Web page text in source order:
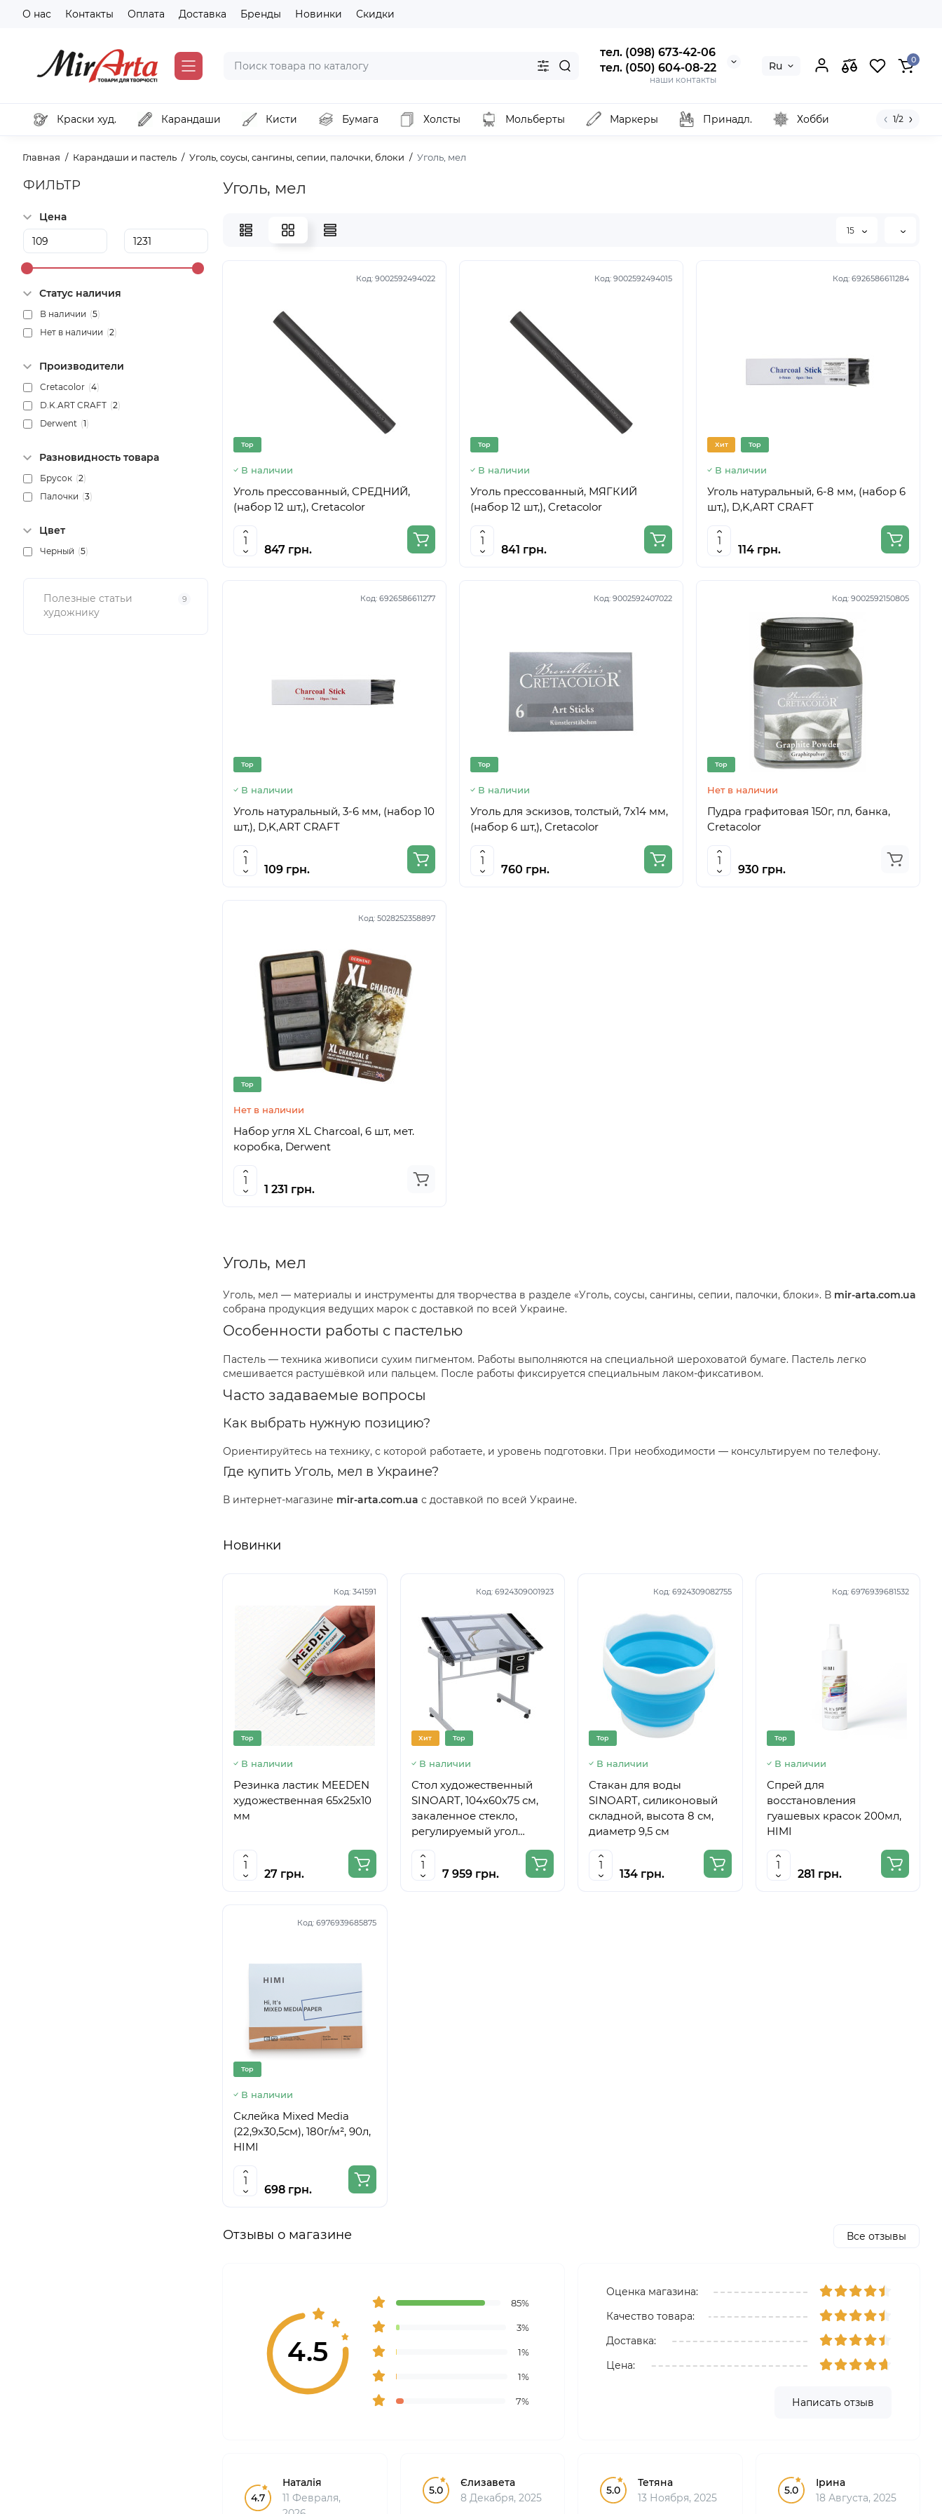
О нас Контакты Оплата Доставка Бренды Новинки Скидки
тел. (098) 673-42-06
тел. (050) 604-08-22
наши контакты
Ru 0
Краски худ. Карандаши Кисти Бумага Холсты Мольберты Маркеры Принадл. Хобби 1/2
Главная Карандаши и пастель Уголь, соусы, сангины, сепии, палочки, блоки Уголь, мел
ФИЛЬТР
Цена
Статус наличия
В наличии (5)
Нет в наличии (2)
Производители
Cretacolor (4)
D.K.ART CRAFT (2)
Derwent (1)
Разновидность товара
Брусок (2)
Палочки (3)
Цвет
Черный (5)
Полезные статьи
художнику
9
Уголь, мел
15
Код: 9002592494022
Top
В наличии
Уголь прессованный, СРЕДНИЙ,
(набор 12 шт,), Cretacolor
847 грн.
Код: 9002592494015
Top
В наличии
Уголь прессованный, МЯГКИЙ
(набор 12 шт,), Cretacolor
841 грн.
Код: 6926586611284
Хит Top
В наличии
Уголь натуральный, 6-8 мм, (набор 6
шт,), D,K,ART CRAFT
114 грн.
Код: 6926586611277
Top
В наличии
Уголь натуральный, 3-6 мм, (набор 10
шт,), D,K,ART CRAFT
109 грн.
Код: 9002592407022
Top
В наличии
Уголь для эскизов, толстый, 7х14 мм,
(набор 6 шт,), Cretacolor
760 грн.
Код: 9002592150805
Top
Нет в наличии
Пудра графитовая 150г, пл, банка,
Cretacolor
930 грн.
Код: 5028252358897
Top
Нет в наличии
Набор угля XL Charcoal, 6 шт, мет.
коробка, Derwent
1 231 грн.
Уголь, мел
Уголь, мел — материалы и инструменты для творчества в разделе «Уголь, соусы, сангины, сепии, палочки, блоки». В mir-arta.com.ua
собрана продукция ведущих марок с доставкой по всей Украине.
Особенности работы с пастелью
Пастель — техника живописи сухим пигментом. Работы выполняются на специальной шероховатой бумаге. Пастель легко
смешивается растушёвкой или пальцем. После работы фиксируется специальным лаком-фиксативом.
Часто задаваемые вопросы
Как выбрать нужную позицию?
Ориентируйтесь на технику, с которой работаете, и уровень подготовки. При необходимости — консультируем по телефону.
Где купить Уголь, мел в Украине?
В интернет-магазине mir-arta.com.ua с доставкой по всей Украине.
Новинки
Код: 341591
Top
В наличии
Резинка ластик MEEDEN
художественная 65x25x10
мм
27 грн.
Код: 6924309001923
Хит Top
В наличии
Стол художественный
SINOART, 104x60x75 см,
закаленное стекло,
регулируемый угол
7 959 грн.
Код: 6924309082755
Top
В наличии
Стакан для воды
SINOART, силиконовый
складной, высота 8 см,
диаметр 9,5 см
134 грн.
Код: 6976939681532
Top
В наличии
Спрей для
восстановления
гуашевых красок 200мл,
HIMI
281 грн.
Код: 6976939685875
Top
В наличии
Склейка Mixed Media
(22,9х30,5см), 180г/м², 90л,
HIMI
698 грн.
Отзывы о магазине Все отзывы
4.5
85%
3%
1%
1%
7%
Оценка магазина:
Качество товара:
Доставка:
Цена:
Написать отзыв
4.7
Наталія
11 Февраля,
5.0
Єлизавета
8 Декабря, 2025
5.0
Тетяна
13 Ноября, 2025
5.0
Ірина
18 Августа, 2025